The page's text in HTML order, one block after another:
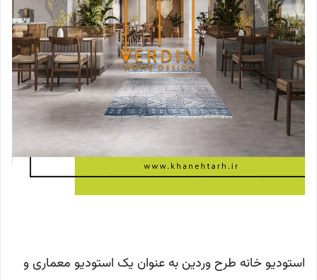
استودیو خانه طرح وردین به عنوان یک استودیو معماری و